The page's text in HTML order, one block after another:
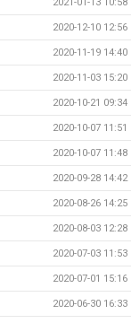
2021-01-13 10:58
2020-12-10 12:56
2020-11-19 14:40
2020-11-03 15:20
2020-10-21 09:34
2020-10-07 11:51
2020-10-07 11:48
2020-09-28 14:42
2020-08-26 14:25
2020-08-03 12:28
2020-07-03 11:53
2020-07-01 15:16
2020-06-30 16:33